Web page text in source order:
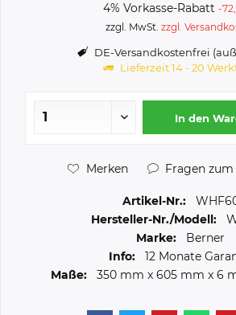
4% Vorkasse-Rabatt -
zzgl. MwSt. zzgl.
DE-Versandkostenfrei
Lieferzeit 14 - 20
In den
Merken Fragen
Artikel-Nr.:
Hersteller-Nr./Modell:
Marke:
Berner
Info:
12 Monate
Maße:
350 mm x 605 mm x 6